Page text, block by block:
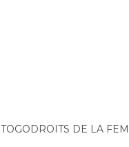
TOGO DROITS DE LA